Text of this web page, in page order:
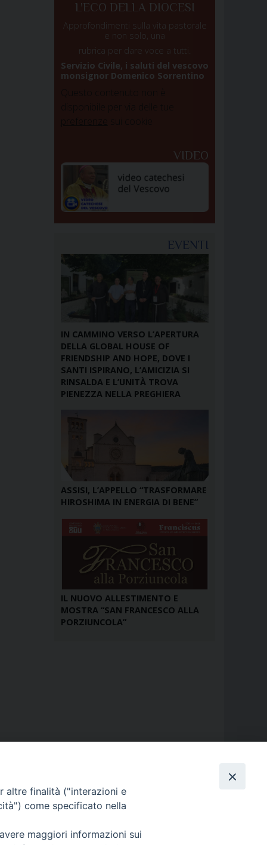
L'ECO DELLA DIOCESI
Approfondimenti sulla vita pastorale
e non solo, una
rubrica per dare voce a tutti.
Servizio Civile, i saluti del vescovo
monsignor Domenico Sorrentino
VIDEO
EVENTI
IN CAMMINO VERSO L’APERTURA
DELLA GLOBAL HOUSE OF
FRIENDSHIP AND HOPE, DOVE I
SANTI ISPIRANO, L’AMICIZIA SI
RINSALDA E L’UNITÀ TROVA
PIENEZZA NELLA PREGHIERA
ASSISI, L’APPELLO “TRASFORMARE
HIROSHIMA IN ENERGIA DI BENE”
IL NUOVO ALLESTIMENTO E
MOSTRA “SAN FRANCESCO ALLA
PORZIUNCOLA”
altre finalità ("interazioni e
come specificato nella
maggiori informazioni sui